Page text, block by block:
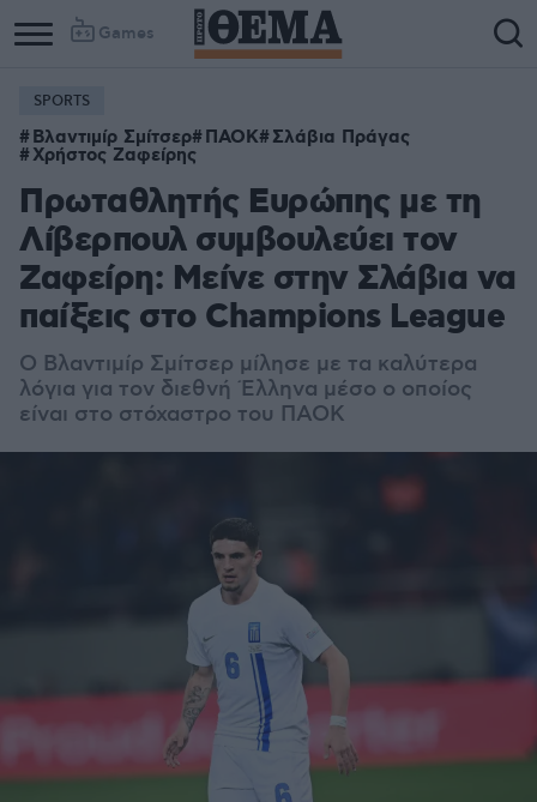
Games
Column
1
Column
2
SPORTS
Βλαντιμίρ Σμίτσερ ΠΑΟΚ Σλάβια Πράγας
Χρήστος Ζαφείρης
Πρωταθλητής Ευρώπης με τη
Λίβερπουλ συμβουλεύει τον
Ζαφείρη: Μείνε στην Σλάβια να
παίξεις στο Champions League
O Βλαντιμίρ Σμίτσερ μίλησε με τα καλύτερα
λόγια για τον διεθνή Έλληνα μέσο ο οποίος
είναι στο στόχαστρο του ΠΑΟΚ